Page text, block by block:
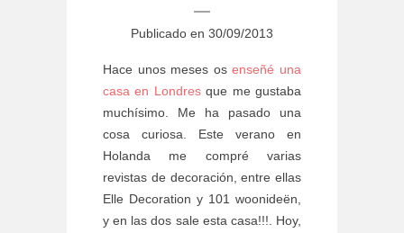
Publicado en 30/09/2013
Hace unos meses osenseñé una
casa en Londresque me gustaba
muchísimo. Me ha pasado una
cosa curiosa. Este verano en
Holanda me compré varias
revistas de decoración, entre ellas
Elle Decoration y 101 woonideën,
y en las dos sale esta casa!!!. Hoy,